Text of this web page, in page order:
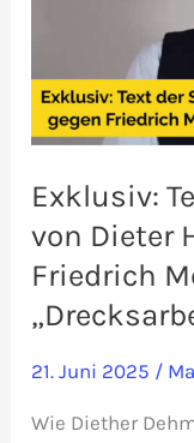
Exklusiv:
von Dieter
Friedrich
21. Juni 2025 /
Wie Diether